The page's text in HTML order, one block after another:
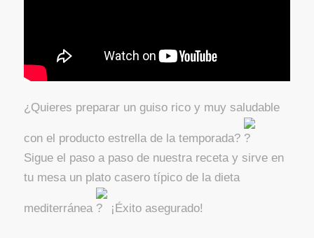
¿Quieres preparar un guiso rico y muy saludable
con el producto estrella de la temporada?
Sigue el paso a paso de nuestra receta y sirve en
tu mesa un plato casero típico de la dieta
mediterránea ¡Éxito asegurado!